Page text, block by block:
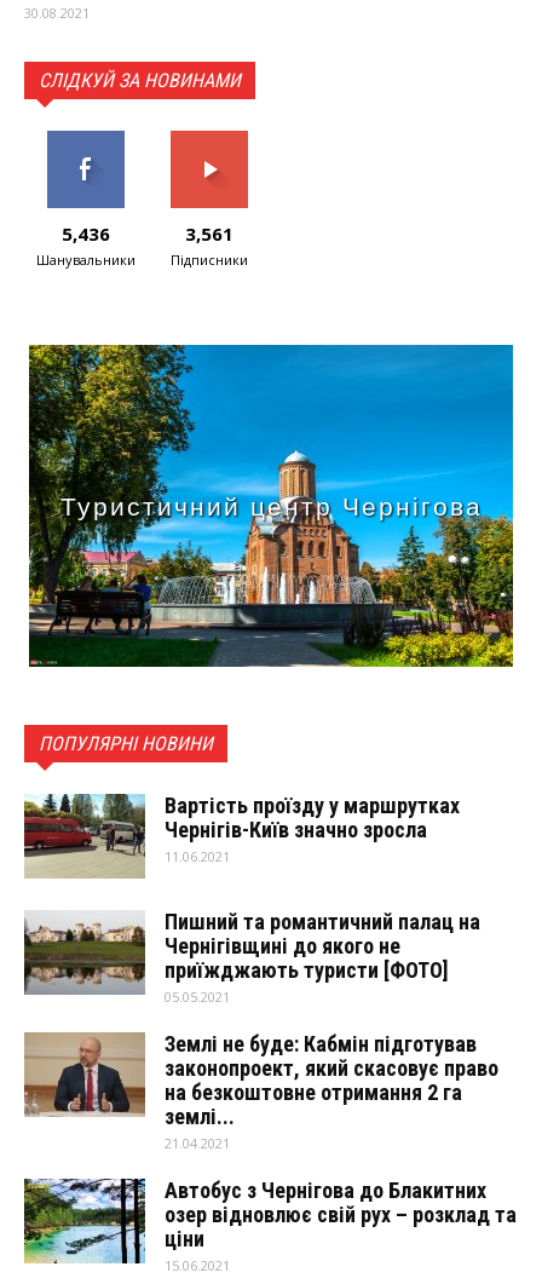
30.08.2021
СЛІДКУЙ ЗА НОВИНАМИ
5,436
Шанувальники
3,561
Підписники
Туристичний центр Чернігова
ПОПУЛЯРНІ НОВИНИ
Вартість проїзду у маршрутках
Чернігів-Київ значно зросла
11.06.2021
Пишний та романтичний палац на
Чернігівщині до якого не
приїжджають туристи [ФОТО]
05.05.2021
Землі не буде: Кабмін підготував
законопроект, який скасовує право
на безкоштовне отримання 2 га
землі...
21.04.2021
Автобус з Чернігова до Блакитних
озер відновлює свій рух – розклад та
ціни
15.06.2021